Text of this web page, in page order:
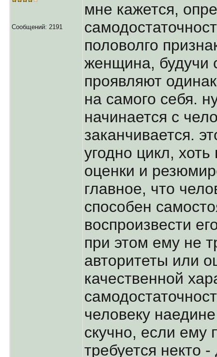
Сообщений: 2191
мне кажется,
половолго
женщина, будучи
проявляют
на самого себя.
начинается с
заканчивается.
угодно цикл,
оценки и
главное, что
способен
воспроизвести
при этом ему не
авторитеты или
качественной
человеку
скучно, если ему
требуется некто